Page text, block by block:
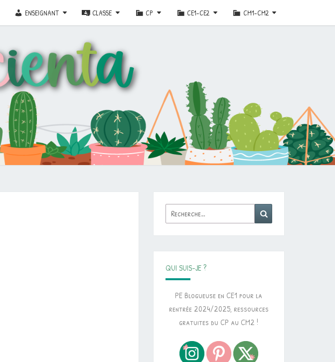
ENSEIGNANT CLASSE CP CE1-CE2 CM1-CM2
Rechercher :
QUI SUIS-JE ?
PE Blogueuse en CE1 pour la
rentrée 2024/2025, ressources
gratuites du CP au CM2 !